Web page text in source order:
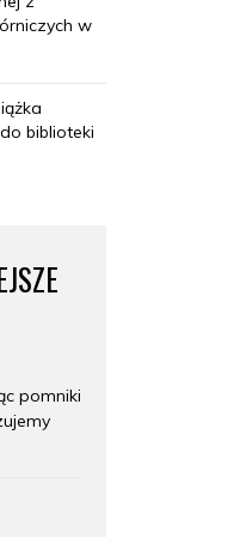
w
biblioteki
pomniki